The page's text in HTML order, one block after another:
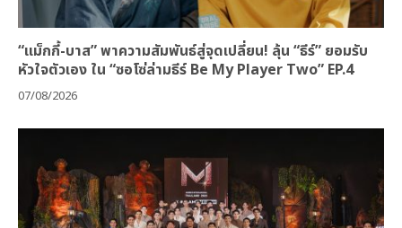
“แม็กกี้-บาส” พาความสัมพันธ์สู่จุดเปลี่ยน! ลุ้น “ธีร์” ยอมรับ
หัวใจตัวเอง ใน “ซอโซ่ล่ามธีร์ Be My Player Two” EP.4
07/08/2026